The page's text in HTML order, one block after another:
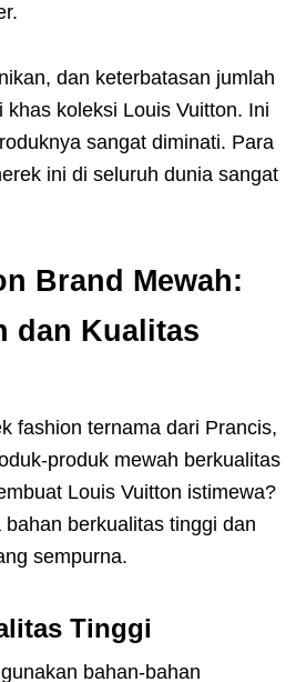
dan keterbatasan jumlah
khas koleksi Louis Vuitton. Ini
sangat diminati. Para
ini di seluruh dunia sangat
Brand Mewah:
dan Kualitas
fashion ternama dari Prancis,
produk mewah berkualitas
Louis Vuitton istimewa?
berkualitas tinggi dan
sempurna.
Tinggi
bahan-bahan